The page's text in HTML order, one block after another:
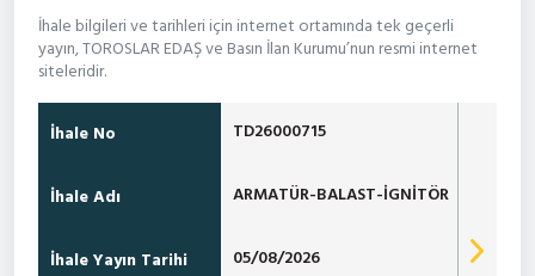
İhale bilgileri ve tarihleri için internet ortamında tek geçerli
yayın, TOROSLAR EDAŞ ve Basın İlan Kurumu’nun resmi internet
siteleridir.
İhale No TD26000715
İhale Adı ARMATÜR-BALAST-İGNİTÖR
İhale Yayın Tarihi 05/08/2026